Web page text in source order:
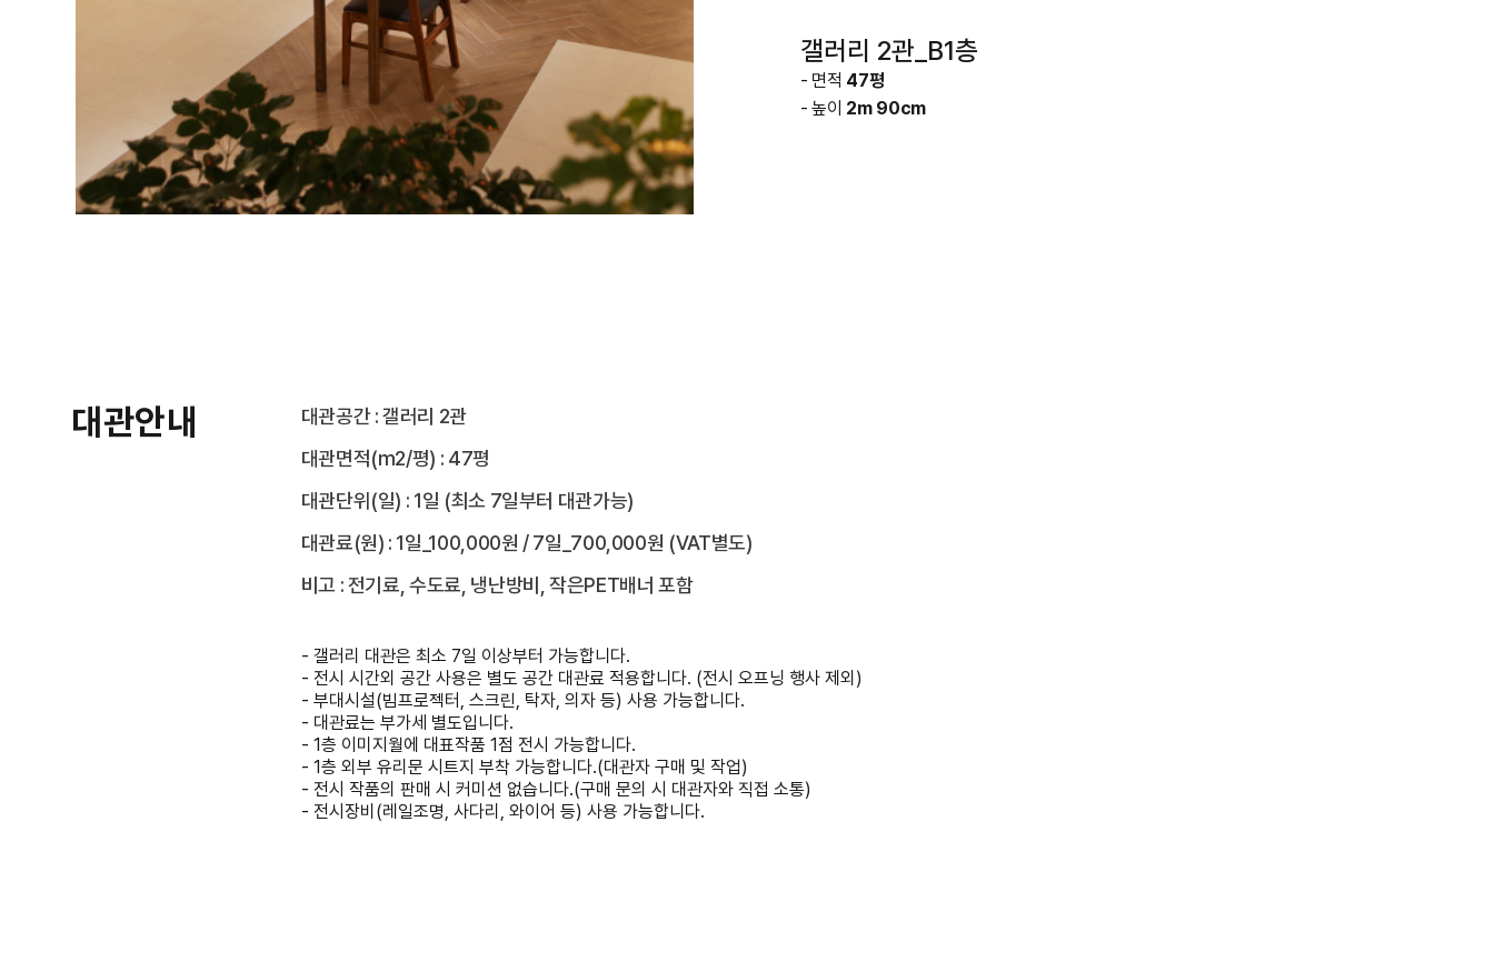
갤러리 2관_B1층
- 면적 47평
- 높이 2m 90cm
대관안내
대관공간 : 갤러리 2관
대관면적(m2/평) : 47평
대관단위(일) : 1일 (최소 7일부터 대관가능)
대관료(원) : 1일_100,000원 / 7일_700,000원 (VAT별도)
비고 : 전기료, 수도료, 냉난방비, 작은PET배너 포함
- 갤러리 대관은 최소 7일 이상부터 가능합니다.
- 전시 시간외 공간 사용은 별도 공간 대관료 적용합니다. (전시 오프닝 행사 제외)
- 부대시설(빔프로젝터, 스크린, 탁자, 의자 등) 사용 가능합니다.
- 대관료는 부가세 별도입니다.
- 1층 이미지월에 대표작품 1점 전시 가능합니다.
- 1층 외부 유리문 시트지 부착 가능합니다.(대관자 구매 및 작업)
- 전시 작품의 판매 시 커미션 없습니다.(구매 문의 시 대관자와 직접 소통)
- 전시장비(레일조명, 사다리, 와이어 등) 사용 가능합니다.